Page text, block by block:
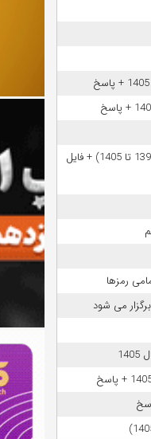
سوالات امتحان نهایی زبان انگلیسی 3 سال دوازدهم (1397 تا 1405) + فایل
رمزها